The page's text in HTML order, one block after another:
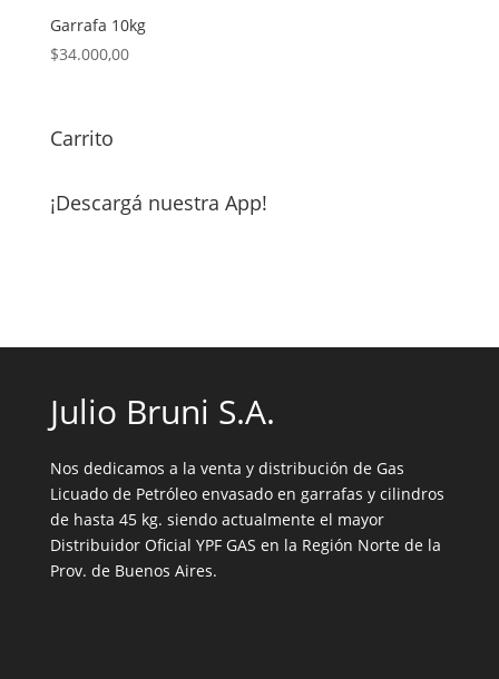
Garrafa 10kg
$34.000,00
Carrito
¡Descargá nuestra App!
Julio Bruni S.A.
Nos dedicamos a la venta y distribución de Gas
Licuado de Petróleo envasado en garrafas y cilindros
de hasta 45 kg. siendo actualmente el mayor
Distribuidor Oficial YPF GAS en la Región Norte de la
Prov. de Buenos Aires.